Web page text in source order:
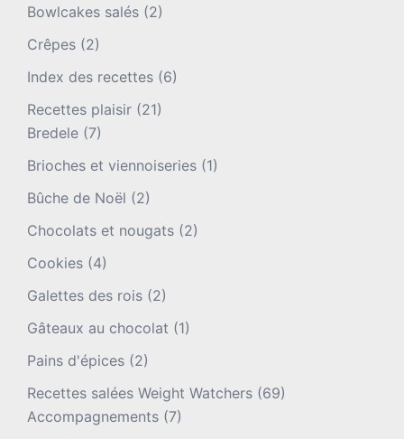
Bowlcakes salés (2)
Crêpes (2)
Index des recettes (6)
Recettes plaisir (21)
Bredele (7)
Brioches et viennoiseries (1)
Bûche de Noël (2)
Chocolats et nougats (2)
Cookies (4)
Galettes des rois (2)
Gâteaux au chocolat (1)
Pains d'épices (2)
Recettes salées Weight Watchers (69)
Accompagnements (7)